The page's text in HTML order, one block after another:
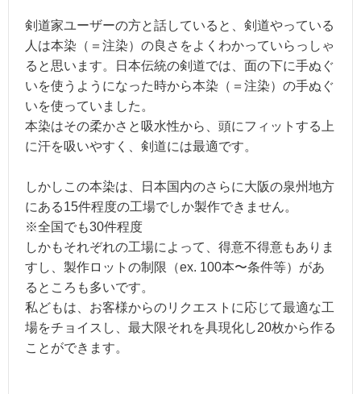
剣道家ユーザーの方と話していると、剣道やっている
人は本染（＝注染）の良さをよくわかっていらっしゃ
ると思います。日本伝統の剣道では、面の下に手ぬぐ
いを使うようになった時から本染（＝注染）の手ぬぐ
いを使っていました。
本染はその柔かさと吸水性から、頭にフィットする上
に汗を吸いやすく、剣道には最適です。
しかしこの本染は、日本国内のさらに大阪の泉州地方
にある15件程度の工場でしか製作できません。
※全国でも30件程度
しかもそれぞれの工場によって、得意不得意もありま
すし、製作ロットの制限（ex. 100本〜条件等）があ
るところも多いです。
私どもは、お客様からのリクエストに応じて最適な工
場をチョイスし、最大限それを具現化し20枚から作る
ことができます。